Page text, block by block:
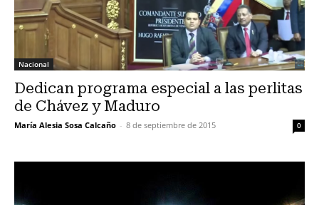
Nacional
Dedican programa especial a las perlitas
de Chávez y Maduro
María Alesia Sosa Calcaño - 8 de septiembre de 2015 0